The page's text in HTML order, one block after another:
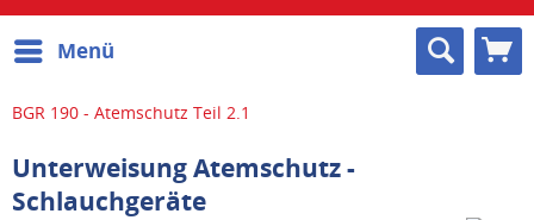
Menü
BGR 190 - Atemschutz Teil 2.1
Unterweisung Atemschutz -
Schlauchgeräte